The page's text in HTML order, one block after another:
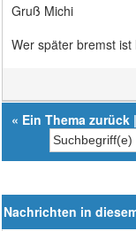
Gruß Michi
Wer später bremst
« Ein Thema zurück |
Nachrichten in